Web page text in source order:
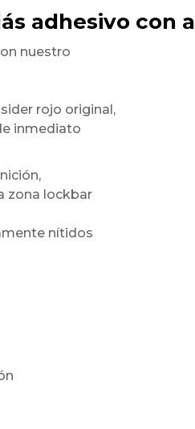
adhesivo con
nuestro
rojo original,
inmediato
zona lockbar
nítidos